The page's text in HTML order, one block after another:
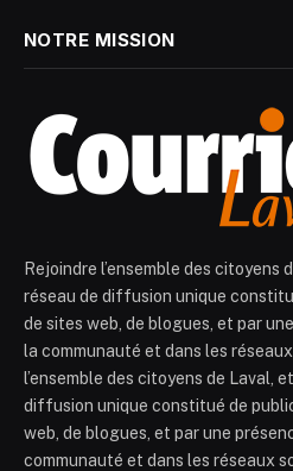
NOTRE MISSION
Rejoindre l’ensemble des citoyens
réseau de diffusion unique
de sites web, de blogues, et par
la communauté et dans les
l’ensemble des citoyens de Laval,
diffusion unique constitué de
web, de blogues, et par une
communauté et dans les réseaux